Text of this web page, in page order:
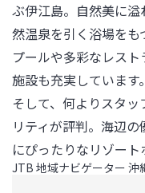
ぶ伊江島。自然美に
然温泉を引く浴場を
プールや多彩なレス
施設も充実しています。
そして、何よりスタ
リティが評判。海辺
にぴったりなリゾート
JTB 地域ナビゲーター 沖